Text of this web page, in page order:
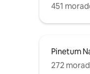
451
Pinetum
272